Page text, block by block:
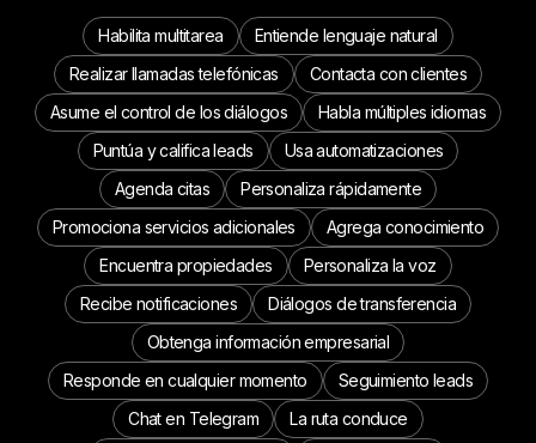
Habilita multitarea
Entiende lenguaje natural
Realizar llamadas telefónicas
Contacta con clientes
Asume el control de los diálogos
Habla múltiples idiomas
Puntúa y califica leads
Usa automatizaciones
Agenda citas
Personaliza rápidamente
Promociona servicios adicionales
Agrega conocimiento
Encuentra propiedades
Personaliza la voz
Recibe notificaciones
Diálogos de transferencia
Obtenga información empresarial
Responde en cualquier momento
Seguimiento leads
Chat en Telegram
La ruta conduce